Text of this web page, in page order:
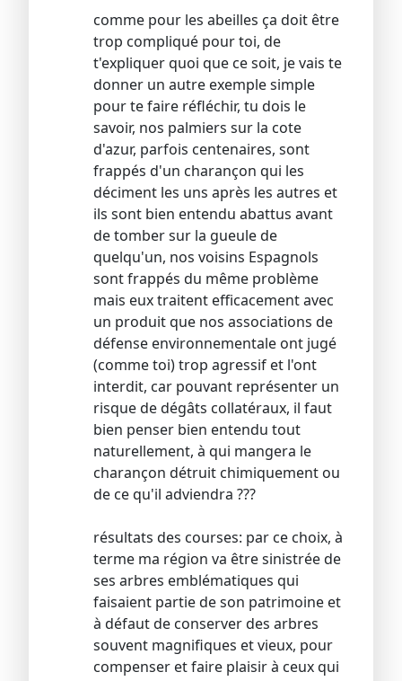
comme pour les abeilles ça doit être
trop compliqué pour toi, de
t'expliquer quoi que ce soit, je vais te
donner un autre exemple simple
pour te faire réfléchir, tu dois le
savoir, nos palmiers sur la cote
d'azur, parfois centenaires, sont
frappés d'un charançon qui les
déciment les uns après les autres et
ils sont bien entendu abattus avant
de tomber sur la gueule de
quelqu'un, nos voisins Espagnols
sont frappés du même problème
mais eux traitent efficacement avec
un produit que nos associations de
défense environnementale ont jugé
(comme toi) trop agressif et l'ont
interdit, car pouvant représenter un
risque de dégâts collatéraux, il faut
bien penser bien entendu tout
naturellement, à qui mangera le
charançon détruit chimiquement ou
de ce qu'il adviendra ???
résultats des courses: par ce choix, à
terme ma région va être sinistrée de
ses arbres emblématiques qui
faisaient partie de son patrimoine et
à défaut de conserver des arbres
souvent magnifiques et vieux, pour
compenser et faire plaisir à ceux qui